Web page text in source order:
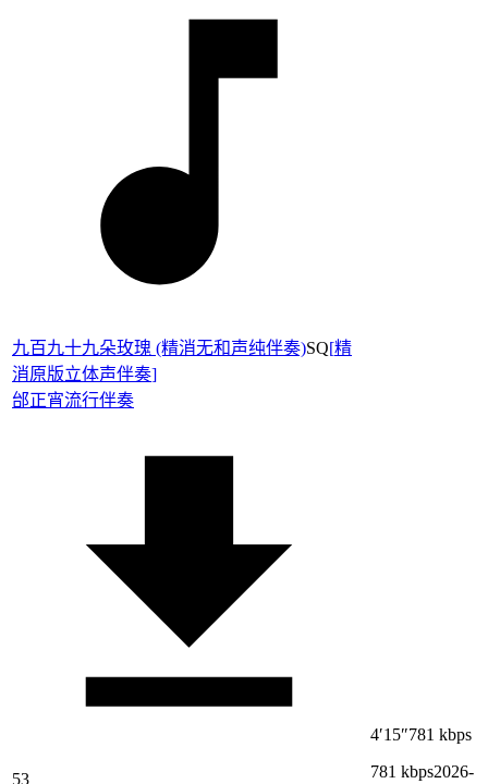
九百九十九朵玫瑰 (精消无和声纯伴奏)SQ[精
消原版立体声伴奏]
邰正宵流行伴奏
53
4′15″781 kbps
781 kbps2026-